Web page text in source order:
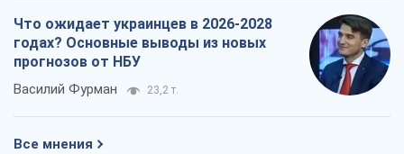
Что ожидает украинцев в 2026-2028
годах? Основные выводы из новых
прогнозов от НБУ
Василий Фурман 23,2 т.
Все мнения